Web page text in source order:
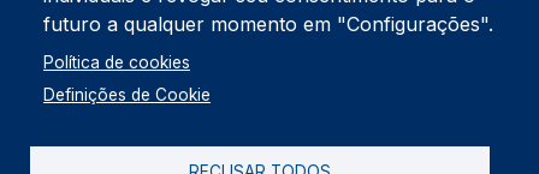
3830-556 Gafanha da Nazaré
Rodapé
Cookies
Política de Privacidade
futuro a qualquer momento em "Configurações".
Política de cookies
Definições de Cookie